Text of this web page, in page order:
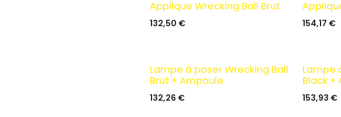
Applique Wrecking Ball Brut
132,50 € 154,17 €
Lampe à poser Wrecking Ball
Brut + Ampoule
132,26 €
Lampe
Black +
153,93 €